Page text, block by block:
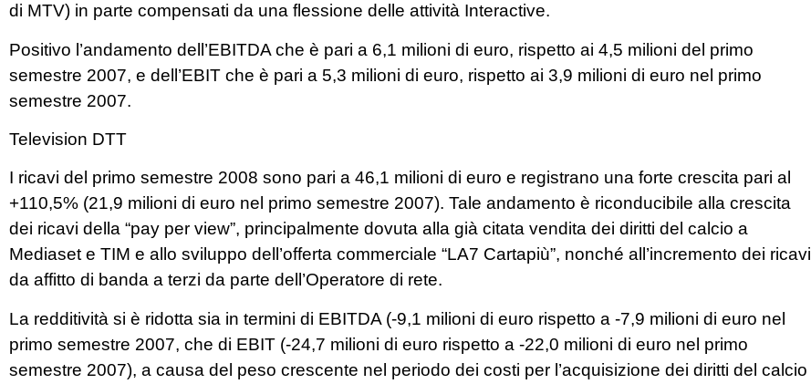
di MTV) in parte compensati da una flessione delle attività Interactive.
Positivo l’andamento dell’EBITDA che è pari a 6,1 milioni di euro, rispetto ai 4,5 milioni del primo
semestre 2007, e dell’EBIT che è pari a 5,3 milioni di euro, rispetto ai 3,9 milioni di euro nel primo
semestre 2007.
Television DTT
I ricavi del primo semestre 2008 sono pari a 46,1 milioni di euro e registrano una forte crescita pari al
+110,5% (21,9 milioni di euro nel primo semestre 2007). Tale andamento è riconducibile alla crescita
dei ricavi della “pay per view”, principalmente dovuta alla già citata vendita dei diritti del calcio a
Mediaset e TIM e allo sviluppo dell’offerta commerciale “LA7 Cartapiù”, nonché all’incremento dei ricavi
da affitto di banda a terzi da parte dell’Operatore di rete.
La redditività si è ridotta sia in termini di EBITDA (-9,1 milioni di euro rispetto a -7,9 milioni di euro nel
primo semestre 2007, che di EBIT (-24,7 milioni di euro rispetto a -22,0 milioni di euro nel primo
semestre 2007), a causa del peso crescente nel periodo dei costi per l’acquisizione dei diritti del calcio